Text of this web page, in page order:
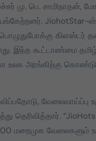
மு. பெ. சாமிநாதன்,
JiohotStar-
கிளஸ்டர்
கூட்டாண்மை
உலக அரங்கிற்கு
வேலைவாய்ப்பு
தெரிவித்தார்.
மறைமுக வேலைகளும்
தமிழக வெற்றிக்
கழகத்தின்
தளபதி
Mar 28, 2025